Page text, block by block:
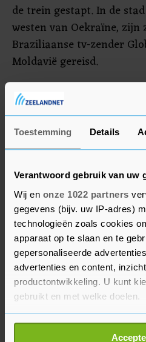
Toestemming Details
Verantwoord gebruik van uw
Wij en onze 1022 partners
gegevens (bijv. uw IP-adres)
technologieën zoals cookies
apparaat op te slaan en te
gepersonaliseerde
advertenties en content,
productontwikkeling. U kunt
gebruikt en met welke doelen.
Als u het toestaat, willen we
de trein gestapt. In de
westen van Oekraïne, zijn
Braziliaanse tv-zender
Moldavië gereisd.
Sommige Brazilianen
een vliegtuig dat naar
met enkele landgenoten